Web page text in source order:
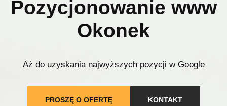
Pozycjonowanie www
Okonek
Aż do uzyskania najwyższych pozycji w Google
PROSZĘ O OFERTĘ KONTAKT